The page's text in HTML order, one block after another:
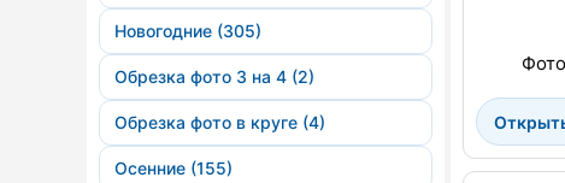
Новогодние (305)
Обрезка фото 3 на 4 (2)
Обрезка фото в круге (4)
Осенние (155)